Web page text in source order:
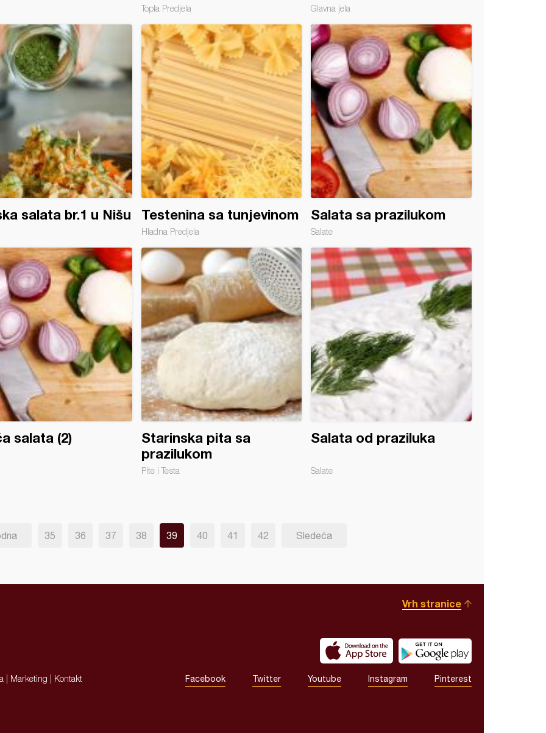
Topla Predjela Glavna jela
salata br.1 u Nišu Testenina sa tunjevinom
Hladna Predjela
Salata sa prazilukom
Salate
salata (2)
Starinska pita sa
prazilukom
Pite i Testa
Salata od praziluka
Salate
35 36 37 38 39 40 41 42 Sledeća
Vrh stranice
Marketing Kontakt Facebook Twitter Youtube Instagram Pinterest